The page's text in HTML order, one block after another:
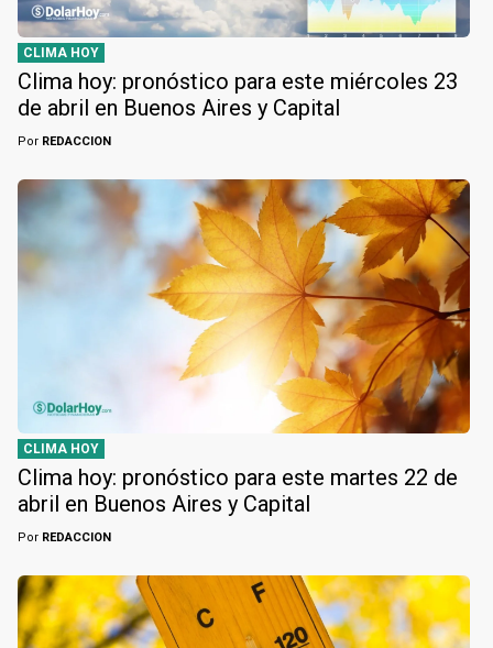
CLIMA HOY
Clima hoy: pronóstico para este miércoles 23
de abril en Buenos Aires y Capital
Por REDACCION
CLIMA HOY
Clima hoy: pronóstico para este martes 22 de
abril en Buenos Aires y Capital
Por REDACCION